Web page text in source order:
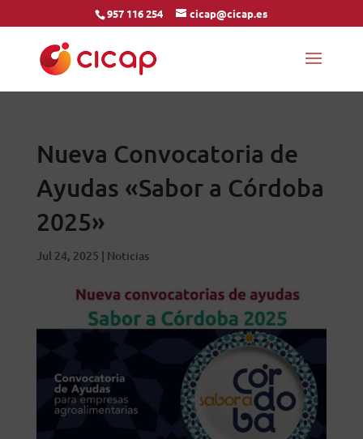
957 116 254 cicap@cicap.es
Nueva Convocatoria de
Ayudas «Sabor a Córdoba
2025»
Jul 24, 2025 | Noticias